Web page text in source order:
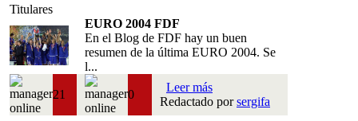
Titulares
EURO 2004 FDF
En el Blog de FDF hay un buen
resumen de la última EURO 2004. Se
l...
21 0
Leer más
Redactado porsergifa